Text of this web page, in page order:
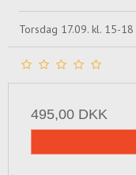
Torsdag 17.09. kl. 15-18
495,00 DKK